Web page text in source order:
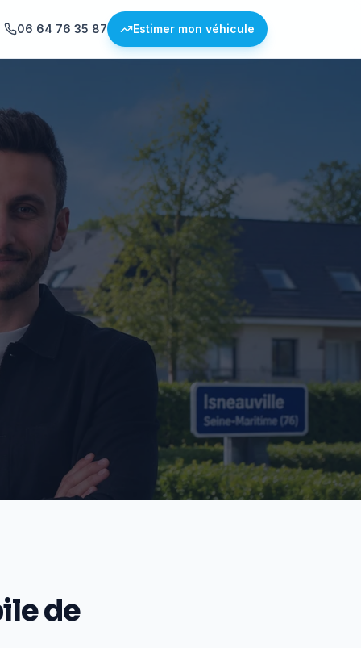
06 64 76 35 87 Estimer mon véhicule
de